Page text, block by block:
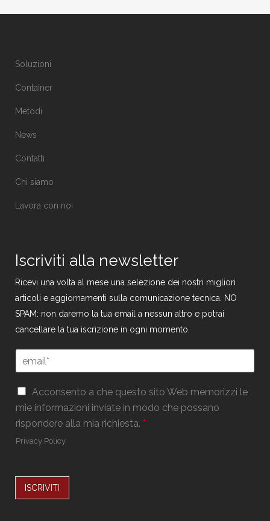
Soluzioni
Container
Metodi
News
Contatti
Chi siamo
Lavora con noi
Iscriviti alla newsletter
Ricevi una volta al mese una selezione dei nostri migliori
articoli e aggiornamenti sulla comunicazione tecnica. NO
SPAM: non daremo la tua email a nessun altro e potrai
cancellare la tua iscrizione in ogni momento.
*
m
a
l
*
m
l
*
G
P
R
*
Acconsento a che questo sito Web memorizzi le
mie informazioni inviate in modo che possano
rispondere alla mia richiesta. *
Privacy Policy
ISCRIVITI